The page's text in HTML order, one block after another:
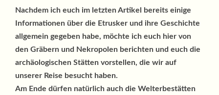
Nachdem ich euch im letzten Artikel bereits einige
Informationen über die Etrusker und ihre Geschichte
allgemein gegeben habe, möchte ich euch hier von
den Gräbern und Nekropolen berichten und euch die
archäologischen Stätten vorstellen, die wir auf
unserer Reise besucht haben.
Am Ende dürfen natürlich auch die Welterbestätten